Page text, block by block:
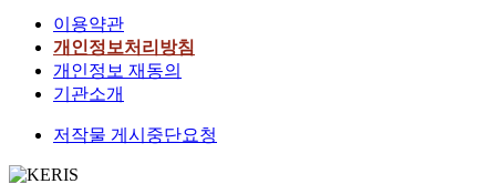
이용약관
개인정보처리방침
개인정보 재동의
기관소개
저작물 게시중단요청